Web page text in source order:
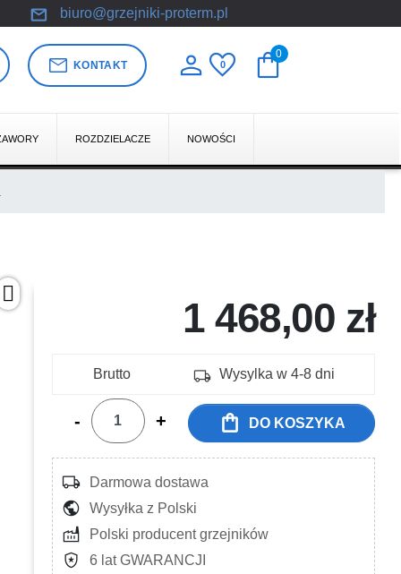
mail biuro@grzejniki-proterm.pl
mail KONTAKT personfavorite
0 shopping_bag
0
ROZDZIELACZE NOWOŚCI
1 468,00 zł
Brutto local_shipping Wysylka w 4-8 dni
- + shopping_bag DO KOSZYKA
local_shipping Darmowa dostawa
public Wysyłka z Polski
factory Polski producent grzejników
local_police 6 lat GWARANCJI